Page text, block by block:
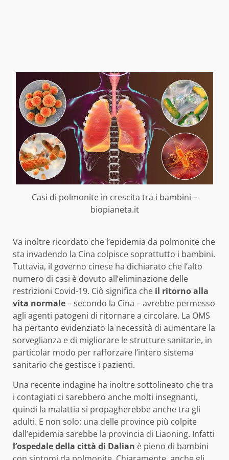
Casi di polmonite in crescita tra i bambini –
biopianeta.it
Va inoltre ricordato che l’epidemia da polmonite che
sta invadendo la Cina colpisce soprattutto i bambini.
Tuttavia, il governo cinese ha dichiarato che l’alto
numero di casi è dovuto all’eliminazione delle
restrizioni Covid-19. Ciò significa che il ritorno alla
vita normale– secondo la Cina – avrebbe permesso
agli agenti patogeni di ritornare a circolare. La OMS
ha pertanto evidenziato la necessità di aumentare la
sorveglianza e di migliorare le strutture sanitarie, in
particolar modo per rafforzare l’intero sistema
sanitario che gestisce i pazienti.
Una recente indagine ha inoltre sottolineato che tra
i contagiati ci sarebbero anche molti insegnanti,
quindi la malattia si propagherebbe anche tra gli
adulti. E non solo: una delle province più colpite
dall’epidemia sarebbe la provincia di Liaoning. Infatti
l’ospedale della città di Dalian è pieno di bambini